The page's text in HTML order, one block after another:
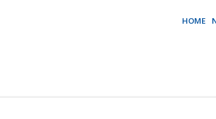
HOME